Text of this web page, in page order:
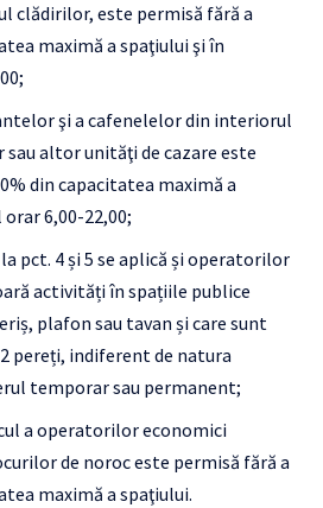
clădirilor, este permisă fără a
maximă a spaţiului şi în
şi a cafenelelor din interiorul
altor unităţi de cazare este
din capacitatea maximă a
6,00-22,00;
pct. 4 și 5 se aplică și operatorilor
activități în spațiile publice
plafon sau tavan și care sunt
pereți, indiferent de natura
temporar sau permanent;
a operatorilor economici
de noroc este permisă fără a
maximă a spaţiului.